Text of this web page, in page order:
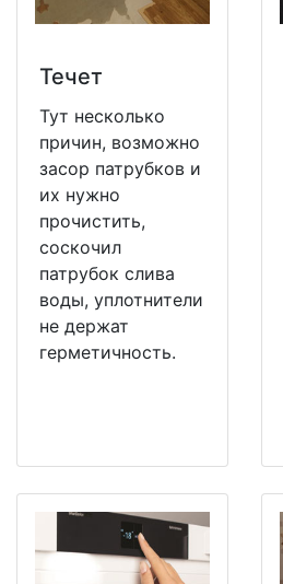
Течет
Тут несколько
причин, возможно
засор патрубков и
их нужно
прочистить,
соскочил
патрубок слива
воды, уплотнители
не держат
герметичность.